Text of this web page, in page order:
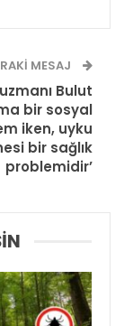
MESAJ
Bulut
bir sosyal
iken, uyku
bir sağlık
problemidir’